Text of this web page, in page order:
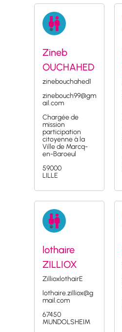
Zineb
OUCHAHED
zinebouchahed1
zinebouch99@gm
ail.com
Chargée de
mission
participation
citoyenne à la
Ville de Marcq-
en-Baroeul
59000
LILLE
lothaire
ZILLIOX
ZillioxlothairE
lothaire.zilliox@g
mail.com
67450
MUNDOLSHEIM